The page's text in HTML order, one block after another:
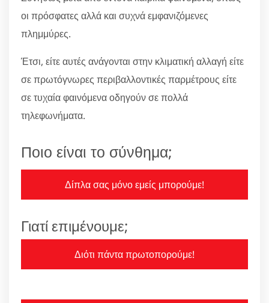
οι πρόσφατες αλλά και συχνά εμφανιζόμενες
πλημμύρες.
Έτσι, είτε αυτές ανάγονται στην κλιματική αλλαγή είτε
σε πρωτόγνωρες περιβαλλοντικές παρμέτρους είτε
σε τυχαία φαινόμενα οδηγούν σε πολλά
τηλεφωνήματα.
Ποιο είναι το σύνθημα;
Δίπλα σας μόνο εμείς μπορούμε!
Γιατί επιμένουμε;
Διότι πάντα πρωτοπορούμε!